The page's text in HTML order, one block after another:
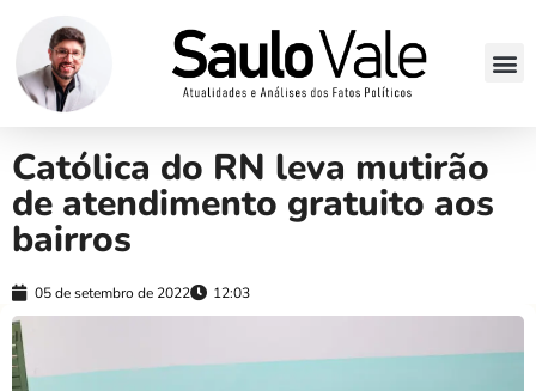
Católica do RN leva mutirão
de atendimento gratuito aos
bairros
05 de setembro de 2022 12:03